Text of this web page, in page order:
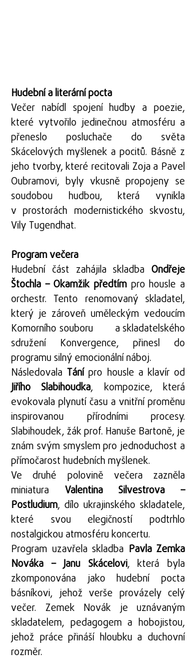
Hudební a literární pocta
Večer nabídl spojení hudby a poezie,
které vytvořilo jedinečnou atmosféru a
přeneslo posluchače do světa
Skácelových myšlenek a pocitů. Básně z
jeho tvorby, které recitovali Zoja a Pavel
Oubramovi, byly vkusně propojeny se
soudobou hudbou, která vynikla
v prostorách modernistického skvostu,
Vily Tugendhat.
Program večera
Hudební část zahájila skladba Ondřeje
Štochla – Okamžik předtím pro housle a
orchestr. Tento renomovaný skladatel,
který je zároveň uměleckým vedoucím
Komorního souboru        a skladatelského
sdružení Konvergence, přinesl do
programu silný emocionální náboj.
Následovala Tání
Jiřího Slabihoudka, kompozice, která
evokovala plynutí času a vnitřní proměnu
inspirovanou přírodními procesy.
Slabihoudek, žák prof. Hanuše Bartoně, je
znám svým smyslem pro jednoduchost a
přímočarost hudebních myšlenek.
Ve druhé polovině večera zazněla
miniatura Valentina Silvestrova –
Postludium, dílo ukrajinského skladatele,
které svou elegičností podtrhlo
nostalgickou atmosféru koncertu.
Program uzavřela skladba
Pavla Zemka
Nováka – Janu Skácelovi, která byla
zkomponována jako hudební pocta
básníkovi, jehož verše provázely celý
večer. Zemek Novák je uznávaným
skladatelem, pedagogem a hobojistou,
jehož práce přináší hloubku a duchovní
rozměr.